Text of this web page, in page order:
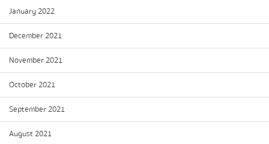
January 2022
December 2021
November 2021
October 2021
September 2021
August 2021